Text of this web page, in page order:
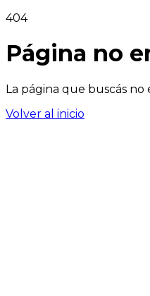
404
Página no
La página que buscás no
Volver al inicio